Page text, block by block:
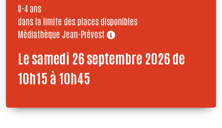
Le samedi 26 septembre 2026 de
10h15 à 10h45
0-4 ans
dans la limite des places disponibles
Médiathèque Jean-Prévost